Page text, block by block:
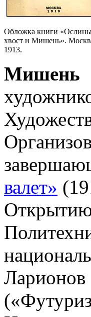
Обложка книги
хвост и Мишень».
1913.
Мишень
валет»